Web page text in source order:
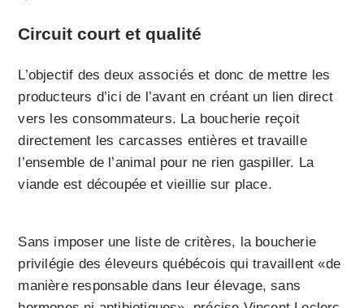
Circuit court et qualité
L’objectif des deux associés et donc de mettre les
producteurs d’ici de l’avant en créant un lien direct
vers les consommateurs. La boucherie reçoit
directement les carcasses entières et travaille
l’ensemble de l’animal pour ne rien gaspiller. La
viande est découpée et vieillie sur place.
Sans imposer une liste de critères, la boucherie
privilégie des éleveurs québécois qui travaillent «de
manière responsable dans leur élevage, sans